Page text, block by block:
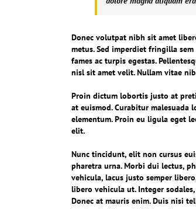
Donec volutpat nibh sit amet
metus. Sed imperdiet fringilla
fames ac turpis egestas.
nisl sit amet velit. Nullam vitae
Proin dictum lobortis justo at
at euismod. Curabitur malesuada
elementum. Proin eu ligula eget
elit.
Nunc tincidunt, elit non cursus
pharetra urna. Morbi dui lectus,
vehicula, lacus justo semper
libero vehicula ut. Integer
Donec at mauris enim. Duis nisi